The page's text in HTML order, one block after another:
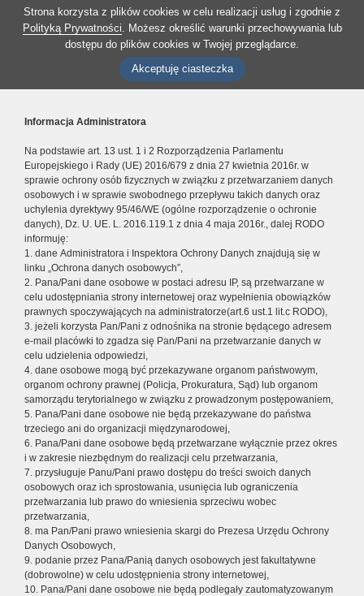
Strona korzysta z plików cookies w celu realizacji usług i zgodnie z
Polityką Prywatności. Możesz określić warunki przechowywania lub
dostępu do plików cookies w Twojej przeglądarce.
Akceptuję ciasteczka
Informacja Administratora
Na podstawie art. 13 ust. 1 i 2 Rozporządzenia Parlamentu
Europejskiego i Rady (UE) 2016/679 z dnia 27 kwietnia 2016r. w
sprawie ochrony osób fizycznych w związku z przetwarzaniem danych
osobowych i w sprawie swobodnego przepływu takich danych oraz
uchylenia dyrektywy 95/46/WE (ogólne rozporządzenie o ochronie
danych), Dz. U. UE. L. 2016.119.1 z dnia 4 maja 2016r., dalej RODO
informuję:
1. dane Administratora i Inspektora Ochrony Danych znajdują się w
linku „Ochrona danych osobowych”,
2. Pana/Pani dane osobowe w postaci adresu IP, są przetwarzane w
celu udostępniania strony internetowej oraz wypełnienia obowiązków
prawnych spoczywających na administratorze(art.6 ust.1 lit.c RODO),
3. jeżeli korzysta Pan/Pani z odnośnika na stronie będącego adresem
e-mail placówki to zgadza się Pan/Pani na przetwarzanie danych w
celu udzielenia odpowiedzi,
4. dane osobowe mogą być przekazywane organom państwowym,
organom ochrony prawnej (Policja, Prokuratura, Sąd) lub organom
samorządu terytorialnego w związku z prowadzonym postępowaniem,
5. Pana/Pani dane osobowe nie będą przekazywane do państwa
trzeciego ani do organizacji międzynarodowej,
6. Pana/Pani dane osobowe będą przetwarzane wyłącznie przez okres
i w zakresie niezbędnym do realizacji celu przetwarzania,
7. przysługuje Panu/Pani prawo dostępu do treści swoich danych
osobowych oraz ich sprostowania, usunięcia lub ograniczenia
przetwarzania lub prawo do wniesienia sprzeciwu wobec
przetwarzania,
8. ma Pan/Pani prawo wniesienia skargi do Prezesa Urzędu Ochrony
Danych Osobowych,
9. podanie przez Pana/Panią danych osobowych jest fakultatywne
(dobrowolne) w celu udostępnienia strony internetowej,
10. Pana/Pani dane osobowe nie będą podlegały zautomatyzowanym